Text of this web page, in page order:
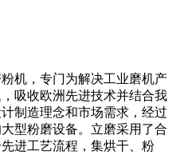
机，专门为解决工业磨机产
吸收欧洲先进技术并结合我
制造理念和市场需求，经过
型粉磨设备。立磨采用了合
进工艺流程，集烘干、粉